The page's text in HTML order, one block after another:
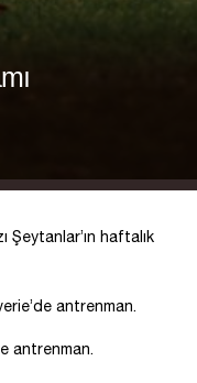
Şeytanlar’ın haftalık
antrenman.
antrenman.